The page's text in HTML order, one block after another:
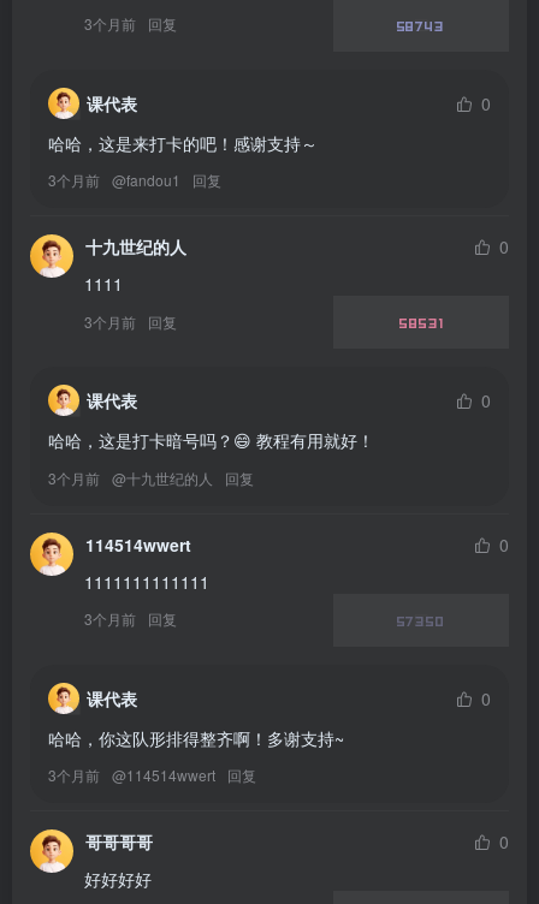
3个月前 回复 58743
课代表
0
哈哈，这是来打卡的吧！感谢支持～
3个月前 @fandou1 回复
十九世纪的人
0
1111
3个月前 回复 58531
课代表
0
哈哈，这是打卡暗号吗？😄 教程有用就好！
3个月前 @十九世纪的人 回复
114514wwert
0
1111111111111
3个月前 回复 57350
课代表
0
哈哈，你这队形排得整齐啊！多谢支持~
3个月前 @114514wwert 回复
哥哥哥哥
0
好好好好